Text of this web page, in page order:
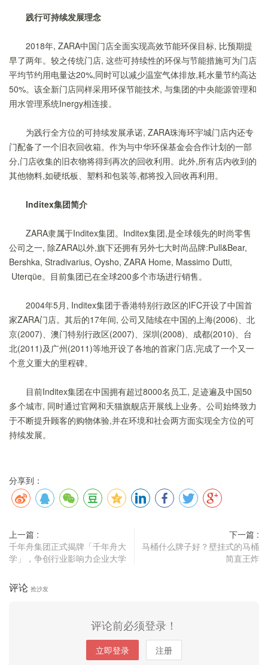
践行可持续发展理念
2018年, ZARA中国门店全面实现高效节能环保目标, 比预期提
早了两年。较之传统门店, 这些可持续性的环保与节能措施可为门店
平均节约用电量达20%,同时可以减少温室气体排放,耗水量节约高达
50%。该全新门店同样采用环保节能技术, 与集团的中央能源管理和
用水管理系统Inergy相连接。
为践行全方位的可持续发展承诺, ZARA珠海环宇城门店内还专
门配备了一个旧衣回收箱。作为与中华环保基金会合作计划的一部
分,门店收集的旧衣物将得到再次的回收利用。此外,所有店内收到的
其他物料,如硬纸板、塑料和包装等,都将投入回收再利用。
Inditex集团简介
ZARA隶属于Inditex集团。Inditex集团,是全球领先的时尚零售
公司之一, 除ZARA以外,旗下还拥有另外七大时尚品牌:Pull&Bear,
Bershka, Stradivarius, Oysho, ZARA Home, Massimo Dutti,
Uterqüe。目前集团已在全球200多个市场进行销售。
2004年5月, Inditex集团于香港特别行政区的IFC开设了中国首
家ZARA门店。其后的17年间, 公司又陆续在中国的上海(2006)、北
京(2007)、澳门特别行政区(2007)、深圳(2008)、成都(2010)、台
北(2011)及广州(2011)等地开设了各地的首家门店,完成了一个又一
个意义重大的里程碑。
目前Inditex集团在中国拥有超过8000名员工, 足迹遍及中国50
多个城市, 同时通过官网和天猫旗舰店开展线上业务。公司始终致力
于不断提升顾客的购物体验,并在环境和社会两方面实现全方位的可
持续发展。
分享到：
上一篇 :
千年舟集团正式揭牌「千年舟大
学」，争创行业影响力企业大学
下一篇 :
马桶什么牌子好？壁挂式的马桶
简直王炸
评论 抢沙发
评论前必须登录！
立即登录 注册